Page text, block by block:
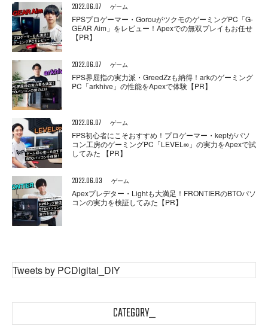
2022.06.07 ゲーム
FPSプロゲーマー・GorouがツクモのゲーミングPC「G-
GEAR Aim」をレビュー！Apexでの無双プレイもお任せ
【PR】
2022.06.07 ゲーム
FPS界屈指の実力派・GreedZzも納得！arkのゲーミング
PC「arkhive」の性能をApexで体験【PR】
2022.06.07 ゲーム
FPS初心者にこそおすすめ！プロゲーマー・keptがパソ
コン工房のゲーミングPC「LEVEL∞」の実力をApexで試
してみた 【PR】
2022.06.03 ゲーム
Apexプレデター・Lightも大満足！FRONTIERのBTOパソ
コンの実力を検証してみた【PR】
Tweets by PCDigital_DIY
CATEGORY_